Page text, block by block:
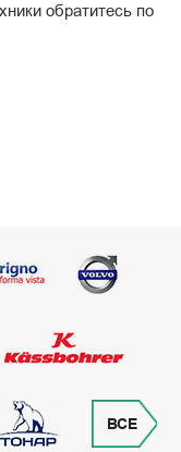
обратитесь по
ВСЕ